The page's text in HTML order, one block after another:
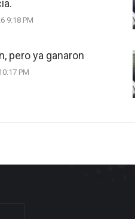
9:18 PM
pero ya ganaron
PM